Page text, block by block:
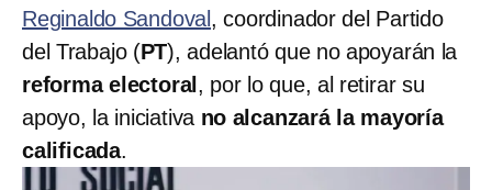
Reginaldo Sandoval , coordinador del Partido
del Trabajo (PT), adelantó que no apoyarán la
reforma electoral , por lo que, al retirar su
apoyo, la iniciativa no alcanzará la mayoría
calificada.